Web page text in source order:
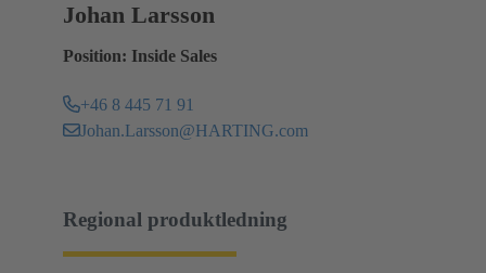
Johan Larsson
Position: Inside Sales
+46 8 445 71 91
Johan.Larsson@HARTING.com
Regional produktledning